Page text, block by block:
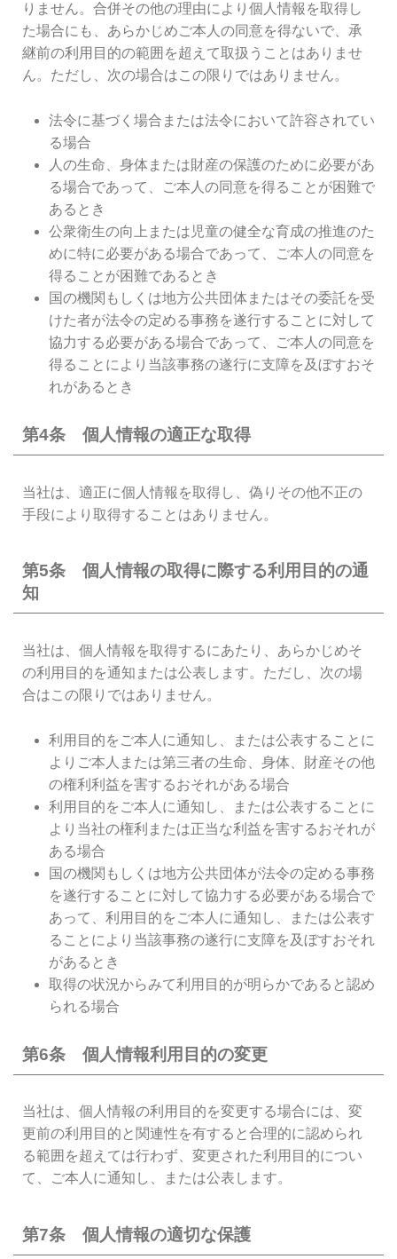
りません。合併その他の理由により個人情報を取得し
た場合にも、あらかじめご本人の同意を得ないで、承
継前の利用目的の範囲を超えて取扱うことはありませ
ん。ただし、次の場合はこの限りではありません。
法令に基づく場合または法令において許容されてい
る場合
人の生命、身体または財産の保護のために必要があ
る場合であって、ご本人の同意を得ることが困難で
あるとき
公衆衛生の向上または児童の健全な育成の推進のた
めに特に必要がある場合であって、ご本人の同意を
得ることが困難であるとき
国の機関もしくは地方公共団体またはその委託を受
けた者が法令の定める事務を遂行することに対して
協力する必要がある場合であって、ご本人の同意を
得ることにより当該事務の遂行に支障を及ぼすおそ
れがあるとき
第4条 個人情報の適正な取得
当社は、適正に個人情報を取得し、偽りその他不正の
手段により取得することはありません。
第5条 個人情報の取得に際する利用目的の通
知
当社は、個人情報を取得するにあたり、あらかじめそ
の利用目的を通知または公表します。ただし、次の場
合はこの限りではありません。
利用目的をご本人に通知し、または公表することに
よりご本人または第三者の生命、身体、財産その他
の権利利益を害するおそれがある場合
利用目的をご本人に通知し、または公表することに
より当社の権利または正当な利益を害するおそれが
ある場合
国の機関もしくは地方公共団体が法令の定める事務
を遂行することに対して協力する必要がある場合で
あって、利用目的をご本人に通知し、または公表す
ることにより当該事務の遂行に支障を及ぼすおそれ
があるとき
取得の状況からみて利用目的が明らかであると認め
られる場合
第6条 個人情報利用目的の変更
当社は、個人情報の利用目的を変更する場合には、変
更前の利用目的と関連性を有すると合理的に認められ
る範囲を超えては行わず、変更された利用目的につい
て、ご本人に通知し、または公表します。
第7条 個人情報の適切な保護